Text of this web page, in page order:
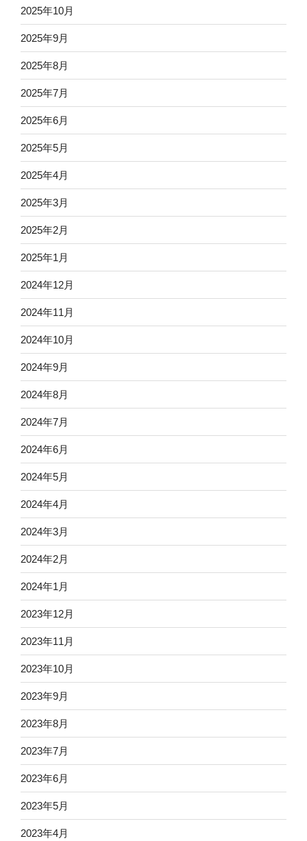
2025年10月
2025年9月
2025年8月
2025年7月
2025年6月
2025年5月
2025年4月
2025年3月
2025年2月
2025年1月
2024年12月
2024年11月
2024年10月
2024年9月
2024年8月
2024年7月
2024年6月
2024年5月
2024年4月
2024年3月
2024年2月
2024年1月
2023年12月
2023年11月
2023年10月
2023年9月
2023年8月
2023年7月
2023年6月
2023年5月
2023年4月